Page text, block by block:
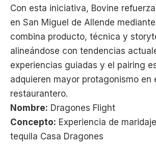
Con esta iniciativa, Bovine
en San Miguel de Allende
combina producto, técnica y
alineándose con tendencias
experiencias guiadas y el pairing
adquieren mayor protagonismo en
restaurantero.
Nombre: Dragones Flight
Concepto: Experiencia de
tequila Casa Dragones